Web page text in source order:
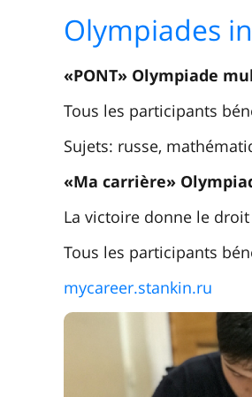
Olympiades
«PONT» Olympiade
Tous les participants
Sujets: russe,
«Ma carrière»
La victoire donne le
Tous les participants
mycareer.stankin.ru